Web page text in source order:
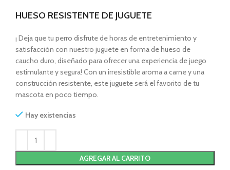
HUESO RESISTENTE DE JUGUETE
¡ Deja que tu perro disfrute de horas de entretenimiento y
satisfacción con nuestro juguete en forma de hueso de
caucho duro, diseñado para ofrecer una experiencia de juego
estimulante y segura! Con un irresistible aroma a carne y una
construcción resistente, este juguete será el favorito de tu
mascota en poco tiempo.
Hay existencias
AGREGAR AL CARRITO